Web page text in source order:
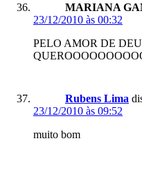
MARIANA
23/12/2010 às 00:32
PELO AMOR DE
Rubens Lima
23/12/2010 às 09:52
muito bom